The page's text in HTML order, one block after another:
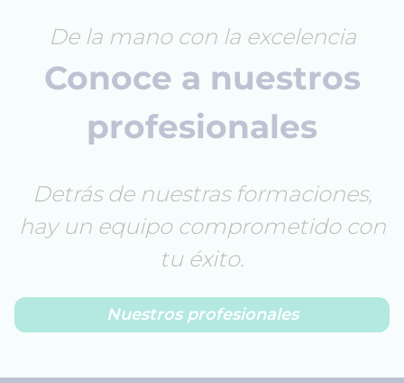
De la mano con la excelencia
Conoce a nuestros
profesionales
Detrás de nuestras formaciones,
hay un equipo comprometido con
tu éxito.
Nuestros profesionales